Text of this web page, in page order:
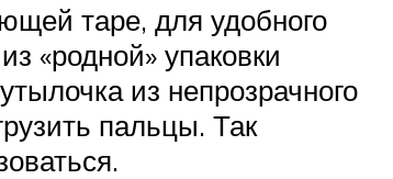
таре, для удобного
«родной» упаковки
из непрозрачного
пальцы. Так